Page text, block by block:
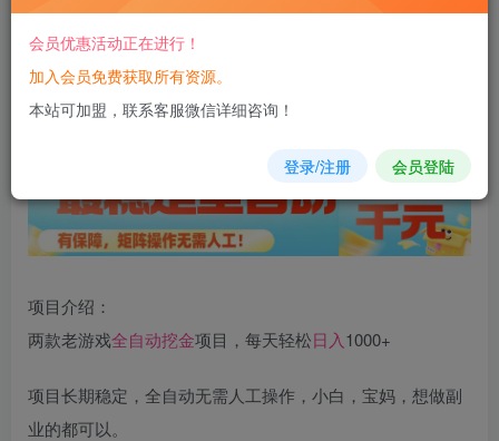
您当前未登录！建议登陆后购买，可保存购买订单
项目介绍：
两款老游戏全自动挖金项目，每天轻松日入1000+
项目长期稳定，全自动无需人工操作，小白，宝妈，想做副
业的都可以。
会员优惠活动正在进行！
加入会员免费获取所有资源。
本站可加盟，联系客服微信详细咨询！
登录/注册 会员登陆